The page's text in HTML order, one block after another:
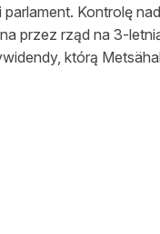
Kontrolę nad
przez rząd na 3-
którą